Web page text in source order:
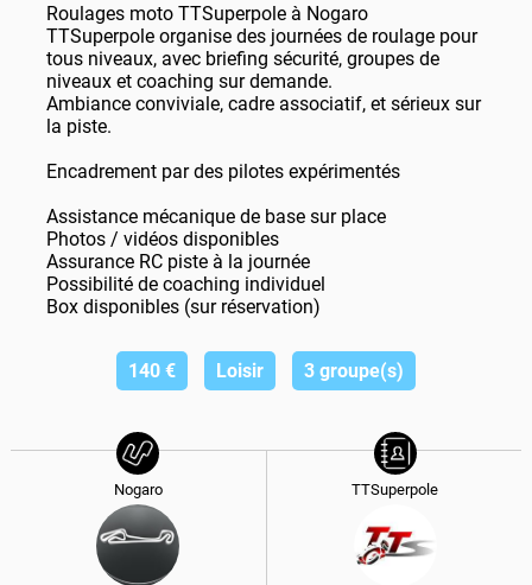
Roulages moto TTSuperpole à Nogaro
TTSuperpole organise des journées de roulage pour
tous niveaux, avec briefing sécurité, groupes de
niveaux et coaching sur demande.
Ambiance conviviale, cadre associatif, et sérieux sur
la piste.
Encadrement par des pilotes expérimentés
Assistance mécanique de base sur place
Photos / vidéos disponibles
Assurance RC piste à la journée
Possibilité de coaching individuel
Box disponibles (sur réservation)
140 € Loisir 3 groupe(s)
Nogaro TTSuperpole